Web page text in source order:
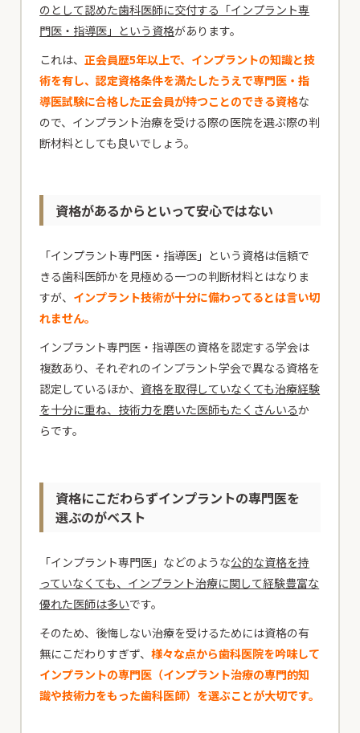
のとして認めた歯科医師に交付する「インプラント専
門医・指導医」という資格があります。
これは、正会員歴5年以上で、インプラントの知識と技
術を有し、認定資格条件を満たしたうえで専門医・指
導医試験に合格した正会員が持つことのできる資格な
ので、インプラント治療を受ける際の医院を選ぶ際の判
断材料としても良いでしょう。
資格があるからといって安心ではない
「インプラント専門医・指導医」という資格は信頼で
きる歯科医師かを見極める一つの判断材料とはなりま
すが、 インプラント技術が十分に備わってるとは言い切
れません。
インプラント専門医・指導医の資格を認定する学会は
複数あり、それぞれのインプラント学会で異なる資格を
認定しているほか、 資格を取得していなくても治療経験
を十分に重ね、技術力を磨いた医師もたくさんいるか
らです。
資格にこだわらずインプラントの専門医を
選ぶのがベスト
「インプラント専門医」などのような公的な資格を持
っていなくても、インプラント治療に関して経験豊富な
優れた医師は多いです。
そのため、後悔しない治療を受けるためには資格の有
無にこだわりすぎず、様々な点から歯科医院を吟味して
インプラントの専門医（インプラント治療の専門的知
識や技術力をもった歯科医師）を選ぶことが大切です。